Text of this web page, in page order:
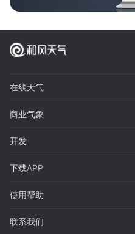
在线天气
商业气象
开发
下载APP
使用帮助
联系我们